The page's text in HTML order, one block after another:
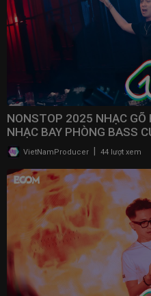
NONSTOP 2025 NHẠC GÕ
NHẠC BAY PHÒNG BASS
VINAHOUSE
VietNamProducer 44 lượt xem